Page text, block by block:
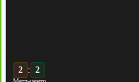
3 : 2